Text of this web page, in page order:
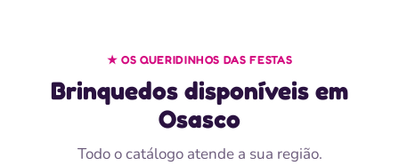
★ OS QUERIDINHOS DAS FESTAS
Brinquedos disponíveis em
Osasco
Todo o catálogo atende a sua região.